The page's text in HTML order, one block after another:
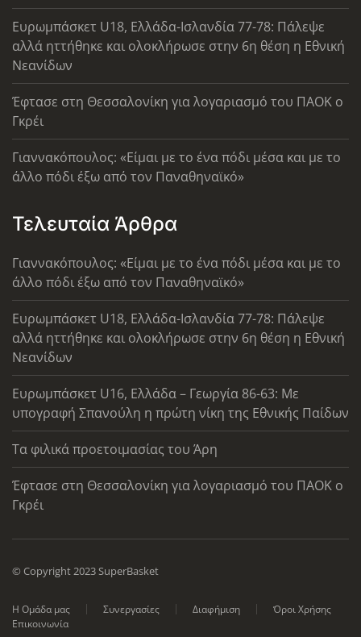
Ευρωμπάσκετ U18, Ελλάδα-Ισλανδία 77-78: Πάλεψε
αλλά ηττήθηκε και ολοκλήρωσε στην 6η θέση η Εθνική
Νεανίδων
Έφτασε στη Θεσσαλονίκη για λογαριασμό του ΠΑΟΚ ο
Γκρέι
Γιαννακόπουλος: «Είμαι με το ένα πόδι μέσα και με το
άλλο πόδι έξω από τον Παναθηναϊκό»
Τελευταία Άρθρα
Γιαννακόπουλος: «Είμαι με το ένα πόδι μέσα και με το
άλλο πόδι έξω από τον Παναθηναϊκό»
Ευρωμπάσκετ U18, Ελλάδα-Ισλανδία 77-78: Πάλεψε
αλλά ηττήθηκε και ολοκλήρωσε στην 6η θέση η Εθνική
Νεανίδων
Ευρωμπάσκετ U16, Ελλάδα – Γεωργία 86-63: Με
υπογραφή Σπανούλη η πρώτη νίκη της Εθνικής Παίδων
Τα φιλικά προετοιμασίας του Άρη
Έφτασε στη Θεσσαλονίκη για λογαριασμό του ΠΑΟΚ ο
Γκρέι
© Copyright 2023 SuperBasket
Η Ομάδα μας Συνεργασίες Διαφήμιση
Όροι Χρήσης
Επικοινωνία